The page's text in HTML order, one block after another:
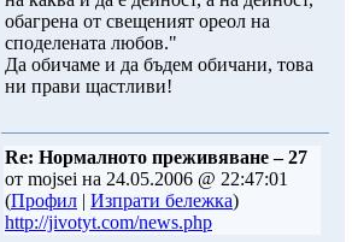
обагрена от свещеният ореол на
споделената любов."
Да обичаме и да бъдем обичани, това
ни прави щастливи!
Re: Нормалното преживяване – 27
от mojsei на 24.05.2006 @ 22:47:01
(Профил | Изпрати бележка)
http://jivotyt.com/news.php